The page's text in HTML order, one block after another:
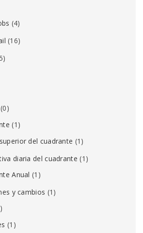
(4)
(16)
(0)
(1)
del cuadrante (1)
diaria del cuadrante (1)
Anual (1)
y cambios (1)
(1)